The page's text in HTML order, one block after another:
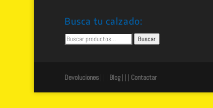
Busca tu calzado:
Buscar
por:
Buscar
Devoluciones| | | Blog| | | Contactar